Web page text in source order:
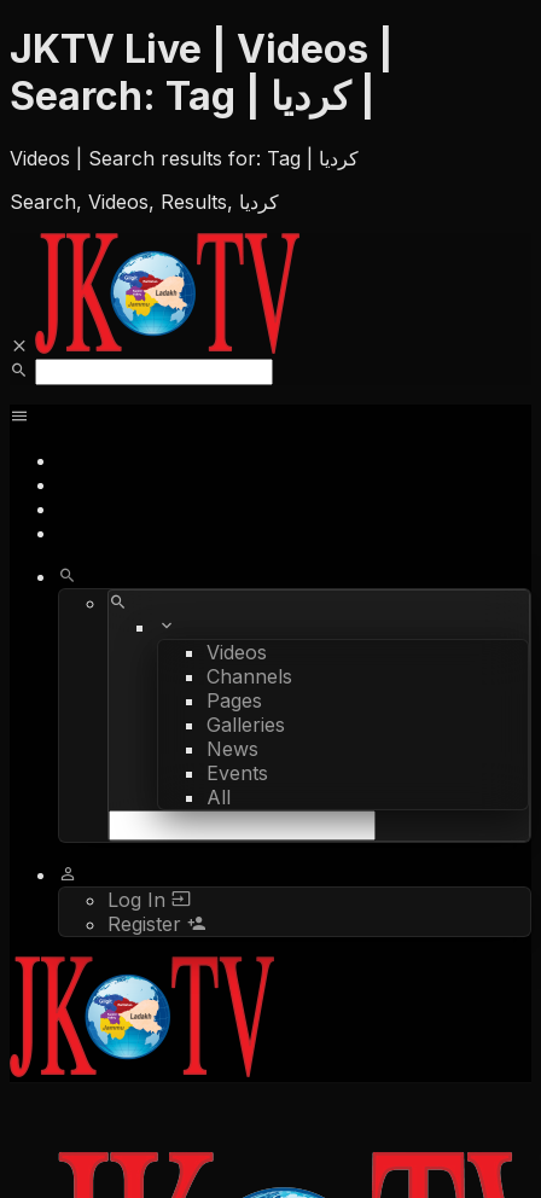
JKTV Live | Videos |
Search: Tag | کردیا |
Videos | Search results for: Tag | کردیا
Search, Videos, Results, کردیا
Videos
Channels
Pages
Galleries
News
Events
All
Log In
Register